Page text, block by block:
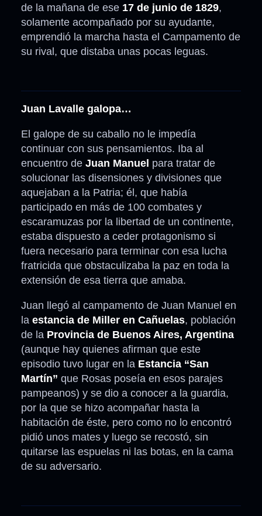
de la mañana de ese 17 de junio de 1829,
solamente acompañado por su ayudante,
emprendió la marcha hasta el Campamento de
su rival, que distaba unas pocas leguas.
Juan Lavalle galopa…
El galope de su caballo no le impedía
continuar con sus pensamientos. Iba al
encuentro de Juan Manuel para tratar de
solucionar las disensiones y divisiones que
aquejaban a la Patria; él, que había
participado en más de 100 combates y
escaramuzas por la libertad de un continente,
estaba dispuesto a ceder protagonismo si
fuera necesario para terminar con esa lucha
fratricida que obstaculizaba la paz en toda la
extensión de esa tierra que amaba.
Juan llegó al campamento de Juan Manuel en
la estancia de Miller en Cañuelas, población
de la Provincia de Buenos Aires, Argentina
(aunque hay quienes afirman que este
episodio tuvo lugar en la Estancia “San
Martín” que Rosas poseía en esos parajes
pampeanos) y se dio a conocer a la guardia,
por la que se hizo acompañar hasta la
habitación de éste, pero como no lo encontró
pidió unos mates y luego se recostó, sin
quitarse las espuelas ni las botas, en la cama
de su adversario.